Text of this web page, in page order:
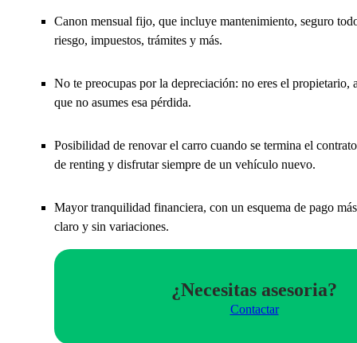
Canon mensual fijo, que incluye mantenimiento, seguro
riesgo, impuestos, trámites y más.
No te preocupas por la depreciación: no eres el propietario,
que no asumes esa pérdida.
Posibilidad de renovar el carro cuando se termina el contrato
de renting y disfrutar siempre de un vehículo nuevo.
Mayor tranquilidad financiera, con un esquema de pago más
claro y sin variaciones.
¿Necesitas asesoria?
Contactar